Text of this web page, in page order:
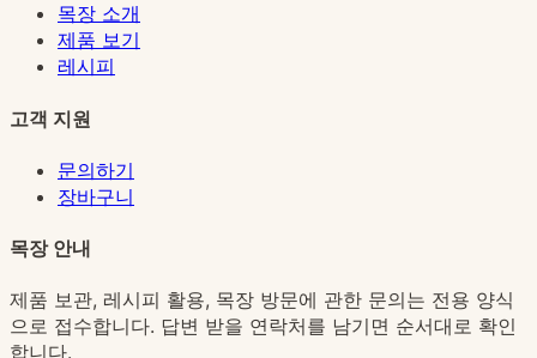
목장 소개
제품 보기
레시피
고객 지원
문의하기
장바구니
목장 안내
제품 보관, 레시피 활용, 목장 방문에 관한 문의는 전용 양식
으로 접수합니다. 답변 받을 연락처를 남기면 순서대로 확인
합니다.